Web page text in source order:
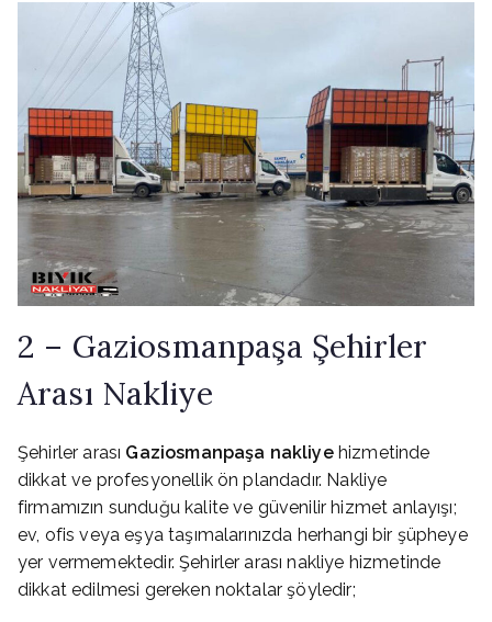
2 – Gaziosmanpaşa Şehirler
Arası Nakliye
Şehirler arası Gaziosmanpaşa nakliye hizmetinde
dikkat ve profesyonellik ön plandadır. Nakliye
firmamızın sunduğu kalite ve güvenilir hizmet anlayışı;
ev, ofis veya eşya taşımalarınızda herhangi bir şüpheye
yer vermemektedir. Şehirler arası nakliye hizmetinde
dikkat edilmesi gereken noktalar şöyledir;